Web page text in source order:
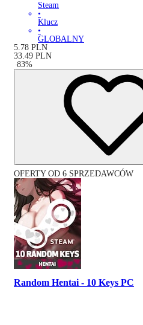
Steam
•
Klucz
•
GLOBALNY
5.78 PLN
33.49 PLN
-83%
OFERTY OD 6 SPRZEDAWCÓW
Random Hentai - 10 Keys PC